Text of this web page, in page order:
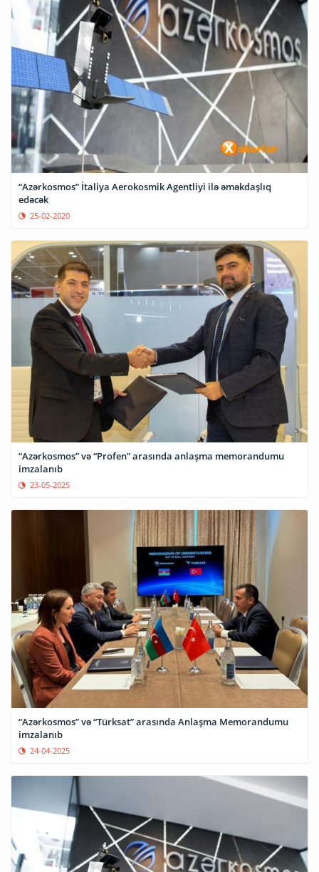
“Azərkosmos” İtaliya Aerokosmik Agentliyi ilə əməkdaşlıq
edəcək
25-02-2020
“Azərkosmos” və “Profen” arasında anlaşma memorandumu
imzalanıb
23-05-2025
“Azərkosmos” və “Türksat” arasında Anlaşma Memorandumu
imzalanıb
24-04-2025